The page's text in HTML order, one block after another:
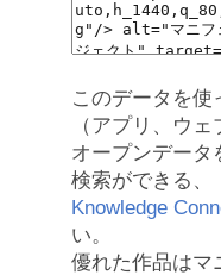
このデータを使
（アプリ、ウェ
オープンデータ
検索ができる、
Knowledge
い。
優れた作品はマ